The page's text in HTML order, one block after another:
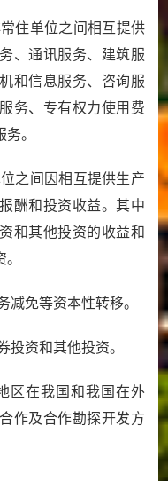
住单位之间相互提供
、通讯服务、建筑服
和信息服务、咨询服
务、专有权力使用费
务。
之间因相互提供生产
酬和投资收益。其中
和其他投资的收益和
。
减免等资本性转移。
投资和其他投资。
区在我国和我国在外
作及合作勘探开发方